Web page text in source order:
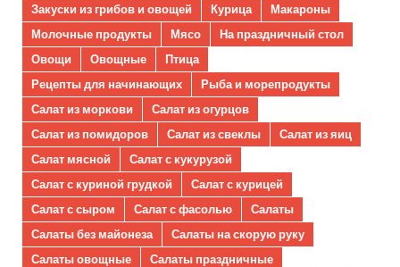
Закуски из грибов и овощей
Курица
Макароны
Молочные продукты
Мясо
На праздничный стол
Овощи
Овощные
Птица
Рецепты для начинающих
Рыба и морепродукты
Салат из моркови
Салат из огурцов
Салат из помидоров
Салат из свеклы
Салат из яиц
Салат мясной
Салат с кукурузой
Салат с куриной грудкой
Салат с курицей
Салат с сыром
Салат с фасолью
Салаты
Салаты без майонеза
Салаты на скорую руку
Салаты овощные
Салаты праздничные